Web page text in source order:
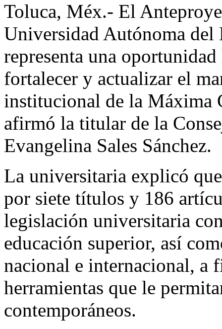
Toluca, Méx.- El
Universidad Autónoma
representa una
fortalecer y actualizar el
institucional de la Máxima
afirmó la titular de la
Evangelina Sales Sánchez.
La universitaria explicó
por siete títulos y 186
legislación universitaria
educación superior, así
nacional e internacional, a
herramientas que le
contemporáneos.